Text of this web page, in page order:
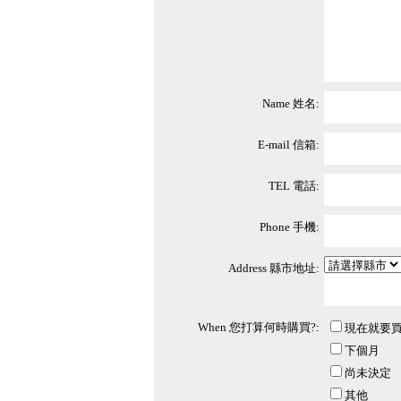
Name 姓名:
E-mail 信箱:
TEL 電話:
Phone 手機:
Address 縣市地址:
When 您打算何時購買?:
現在就要
下個月
尚未決定
其他